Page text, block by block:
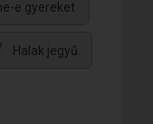
e gyereket
Halak jegyű